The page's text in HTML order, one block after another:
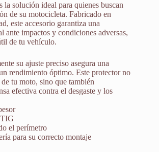
la solución ideal para quienes buscan
de su motocicleta. Fabricado en
este accesorio garantiza una
ante impactos y condiciones adversas,
de tu vehículo.
su ajuste preciso asegura una
rendimiento óptimo. Este protector no
tu moto, sino que también
efectiva contra el desgaste y los
el perímetro
para su correcto montaje